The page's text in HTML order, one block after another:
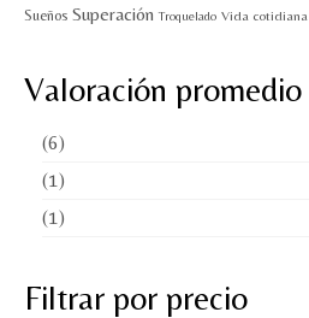
Sueños Superación Troquelado Vida cotidiana
Valoración promedio
(6)
(1)
(1)
Filtrar por precio